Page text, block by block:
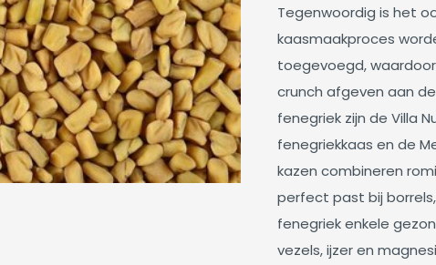
Tegenwoordig is het
kaasmaakproces
toegevoegd,
crunch afgeven aan
fenegriek zijn de Villa
fenegriekkaas en de
kazen combineren
perfect past bij
fenegriek enkele
vezels, ijzer en